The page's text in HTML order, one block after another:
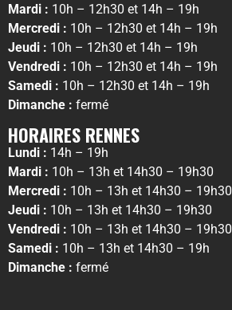
Mardi : 10h – 12h30 et 14h – 19h
Mercredi : 10h – 12h30 et 14h – 19h
Jeudi : 10h – 12h30 et 14h – 19h
Vendredi : 10h – 12h30 et 14h – 19h
Samedi : 10h – 12h30 et 14h – 19h
Dimanche : fermé
HORAIRES RENNES
Lundi : 14h – 19h
Mardi : 10h – 13h et 14h30 – 19h30
Mercredi : 10h – 13h et 14h30 – 19h30
Jeudi : 10h – 13h et 14h30 – 19h30
Vendredi : 10h – 13h et 14h30 – 19h30
Samedi : 10h – 13h et 14h30 – 19h
Dimanche : fermé